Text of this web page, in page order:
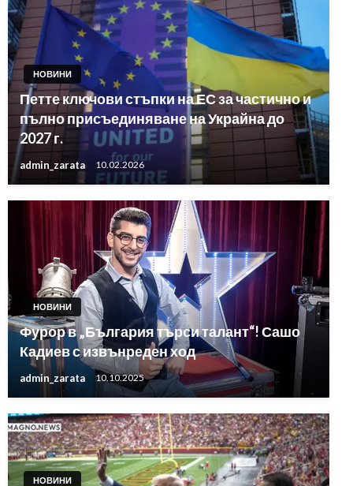
НОВИНИ
Петте ключови стъпки на ЕС за частично и
пълно присъединяване на Украйна до
2027 г.
admin_zarata 10.02.2026
НОВИНИ
Фурор в „България търси талант“! Сашо
Кадиев с извънреден ход
admin_zarata 10.10.2025
НОВИНИ